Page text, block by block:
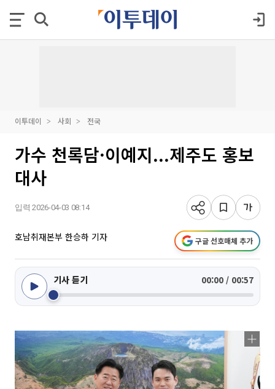
이투데이 사회 전국
가수 천록담·이예지...제주도 홍보
대사
입력 2026-04-03 08:14
호남취재본부 한승하 기자 구글 선호매체 추가
기사 듣기 00:00 / 00:57